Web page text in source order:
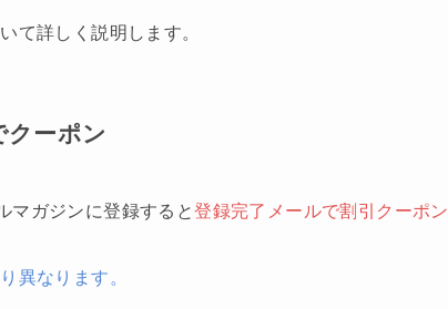
て詳しく説明します。
クーポン
マガジンに登録すると登録完了メールで割引クーポン
異なります。